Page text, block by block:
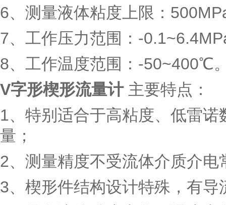
6、测量液体粘度上限：
7、工作压力范围：-
8、工作温度范围：-50~400℃
V字形楔形流量计主要特点：
1、特别适合于高粘度、低雷
量；
2、测量精度不受流体介质介
3、楔形件结构设计特殊，有导